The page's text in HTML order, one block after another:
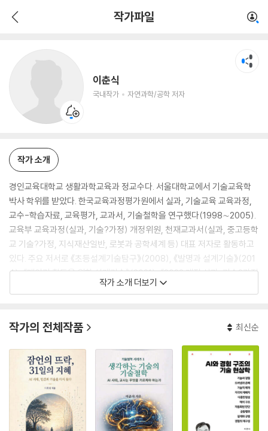
작가파일
이춘식
국내작가 자연과학/공학 저자
자연과학/공학 저자
작가 소개
경인교육대학교 생활과학교육과 정교수다. 서울대학교에서 기술교육학
박사 학위를 받았다. 한국교육과정평가원에서 실과, 기술교육 교육과정,
교수-학습자료, 교육평가, 교과서, 기술철학을 연구했다(1998∼2005).
교육부 교육과정(실과, 기술?가정) 개정위원, 천재교과서(실과, 중고등학
교 기술?가정, 지식재산일반, 로봇과 공학세계 등) 대표 저자로 활동하고
있다. 주요 저서로 《초등설계기술탐구》(2008), 《발명과 설계기술》(201
4), 《메이커 활동을 위한 설계기술》(2021), 《2022 개정 실과, 기술?가정
(중,고) 교과서》(2025) 등이 있다. “인공지능에 대한 기술 현상학 담론,
작가 소개 더보기
작가의 전체작품 최신순